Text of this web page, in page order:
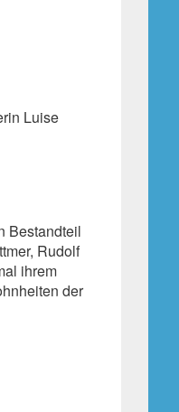
Luise
Bestandteil
Rudolf
ihrem
der